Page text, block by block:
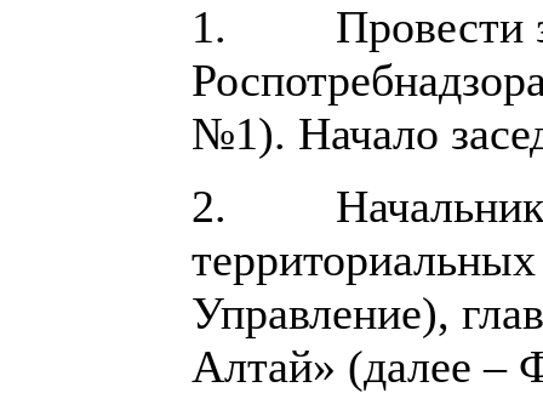
1. Провести
№1). Начало
2. Начальникам
Управление),
Алтай» (далее –